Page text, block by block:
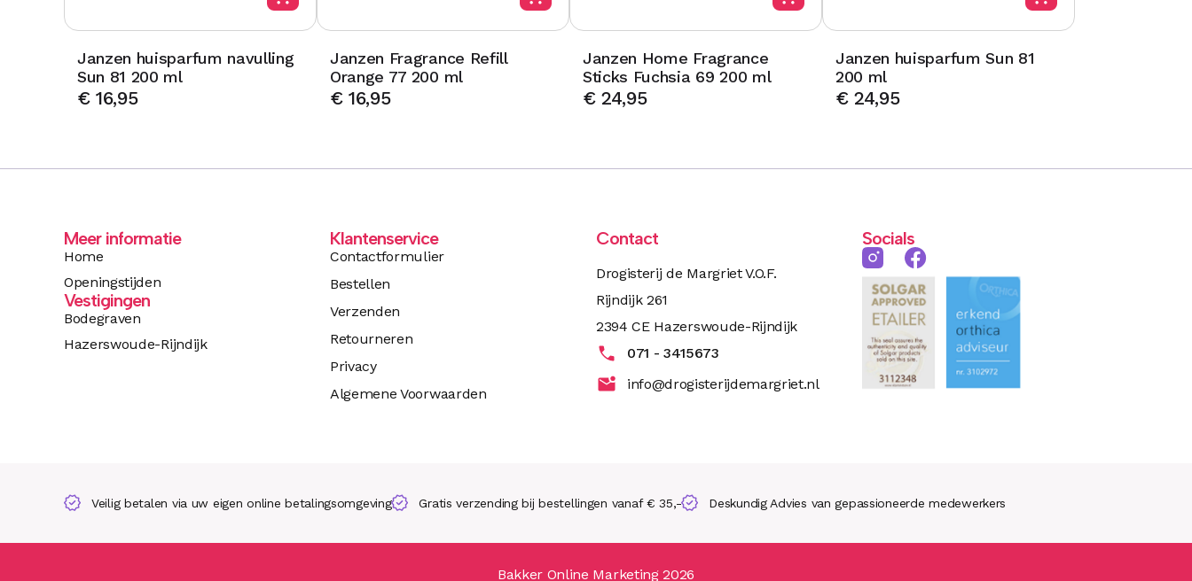
Janzen huisparfum navulling
Sun 81 200 ml
€16,95
Janzen Fragrance Refill
Orange 77 200 ml
€16,95
Janzen Home Fragrance
Sticks Fuchsia 69 200 ml
€24,95
Janzen huisparfum Sun 81
200 ml
€24,95
Meer informatie
Home
Openingstijden
Vestigingen
Bodegraven
Hazerswoude-Rijndijk
Klantenservice
Contactformulier
Bestellen
Verzenden
Retourneren
Privacy
Algemene Voorwaarden
Contact
Drogisterij de Margriet V.O.F.
Rijndijk 261
2394 CE Hazerswoude-Rijndijk
071 - 3415673
info@drogisterijdemargriet.nl
Socials
Veilig betalen via uw eigen online betalingsomgeving Gratis verzending bij bestellingen vanaf € 35,- Deskundig Advies van gepassioneerde medewerkers
Bakker Online Marketing 2026